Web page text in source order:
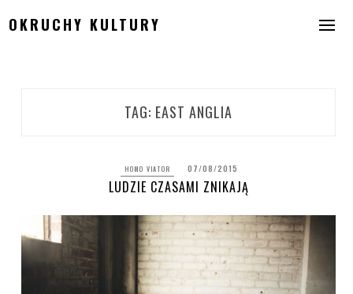
toOKRUCHY KULTURY
TAG: EAST ANGLIA
HOMO VIATOR 07/08/2015
LUDZIE CZASAMI ZNIKAJĄ